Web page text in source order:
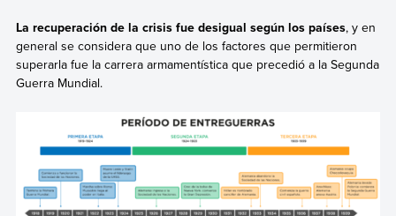
La recuperación de la crisis fue desigual según los países, y en
general se considera que uno de los factores que permitieron
superarla fue la carrera armamentística que precedió a la Segunda
Guerra Mundial.